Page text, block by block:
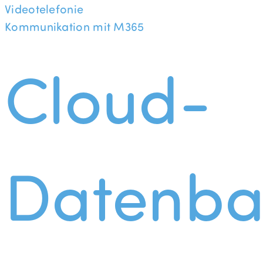
Videotelefonie
Kommunikation mit M365
Cloud-